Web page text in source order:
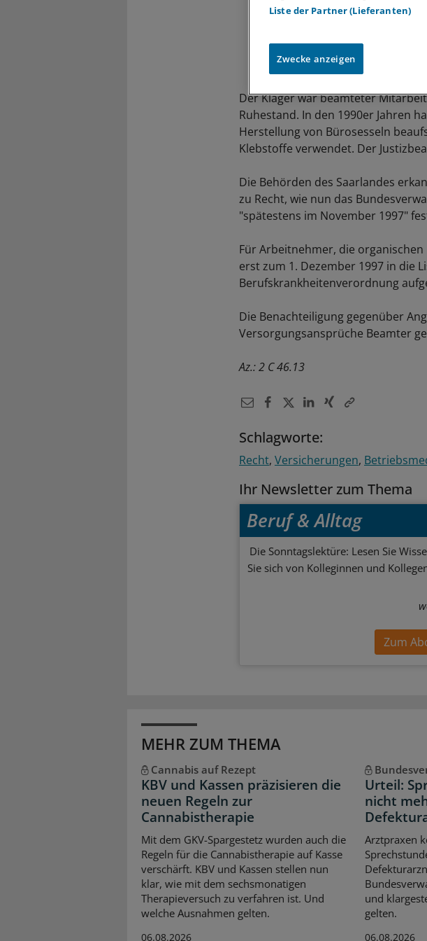
Der Kläger war beamteter
Ruhestand. In den 1990er Jahren
Herstellung von Bürosesseln
Klebstoffe verwendet. Der
Die Behörden des Saarlandes
zu Recht, wie nun das
"spätestens im November 1997"
Für Arbeitnehmer, die
erst zum 1. Dezember 1997 in die
Berufskrankheitenverordnung
Die Benachteiligung gegenüber
Versorgungsansprüche Beamter
Az.: 2 C 46.13
Schlagworte:
Recht Versicherungen
Ihr Newsletter zum Thema
Beruf & Alltag
Die Sonntagslektüre: Lesen Sie
Sie sich von Kolleginnen und
Zum
MEHR ZUM THEMA
Cannabis auf Rezept
KBV und Kassen präzisieren die
neuen Regeln zur
Cannabistherapie
Mit dem GKV-Spargestetz wurden auch die
Regeln für die Cannabistherapie auf Kasse
verschärft. KBV und Kassen stellen nun
klar, wie mit dem sechsmonatigen
Therapieversuch zu verfahren ist. Und
welche Ausnahmen gelten.
06.08.2026
Urteil:
nicht
Arztpraxen
und
gelten.
06.08.2026
Liste der Partner (Lieferanten)
Zwecke anzeigen